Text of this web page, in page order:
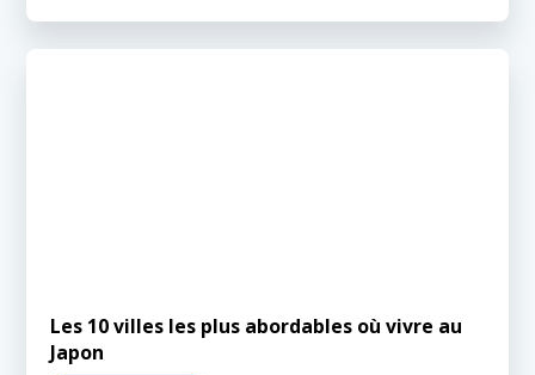
Les 10 villes les plus abordables où vivre au
Japon